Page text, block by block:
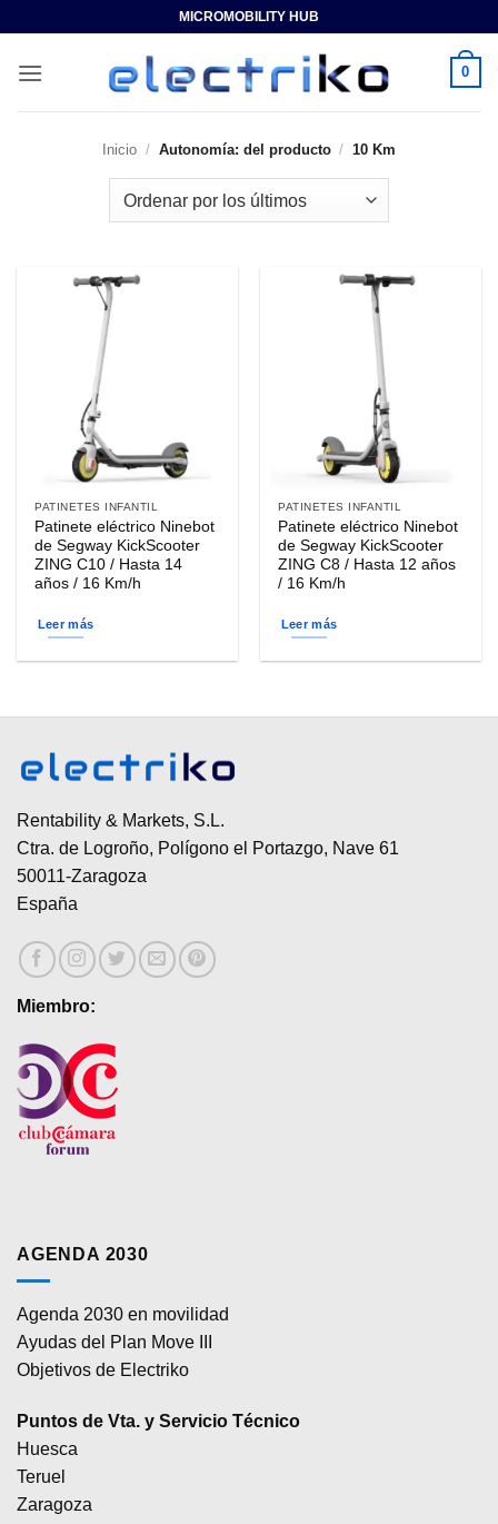
contenido
MICROMOBILITY HUB
0
Inicio / Autonomía: del producto / 10 Km
PATINETES INFANTIL
Patinete eléctrico Ninebot
de Segway KickScooter
ZING C10 / Hasta 14
años / 16 Km/h
Leer más
PATINETES INFANTIL
Patinete eléctrico Ninebot
de Segway KickScooter
ZING C8 / Hasta 12 años
/ 16 Km/h
Leer más
Rentability & Markets, S.L.
Ctra. de Logroño, Polígono el Portazgo, Nave 61
50011-Zaragoza
España
Miembro:
AGENDA 2030
Agenda 2030 en movilidad
Ayudas del Plan Move III
Objetivos de Electriko
Puntos de Vta. y Servicio Técnico
Huesca
Teruel
Zaragoza